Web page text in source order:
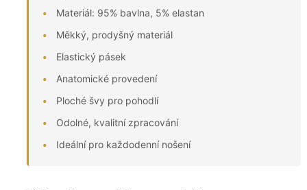
Materiál: 95% bavlna, 5% elastan
Měkký, prodyšný materiál
Elastický pásek
Anatomické provedení
Ploché švy pro pohodlí
Odolné, kvalitní zpracování
Ideální pro každodenní nošení